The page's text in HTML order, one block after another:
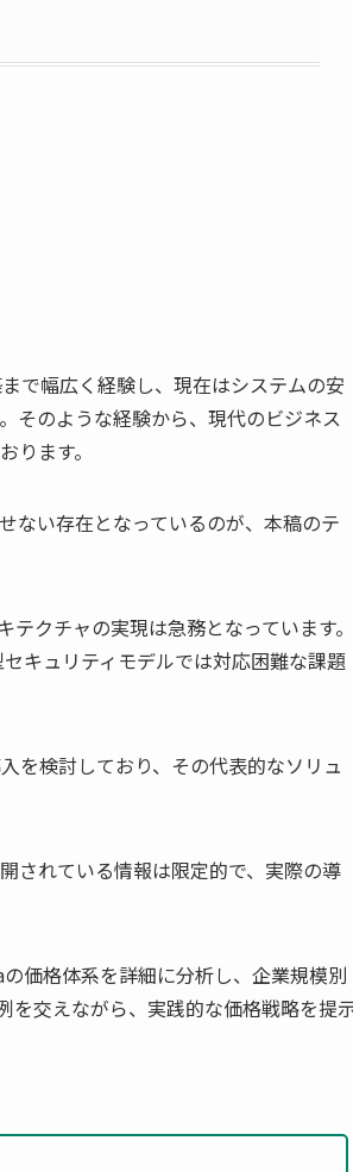
で幅広く経験し、現在はシステムの安
そのような経験から、現代のビジネス
ります。
ない存在となっているのが、本稿のテ
テクチャの実現は急務となっています。
キュリティモデルでは対応困難な課題
を検討しており、その代表的なソリュ
されている情報は限定的で、実際の導
価格体系を詳細に分析し、企業規模別
を交えながら、実践的な価格戦略を提